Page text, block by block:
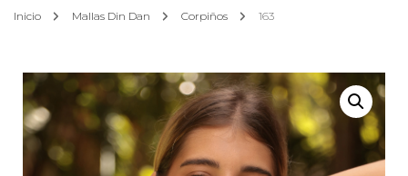
Inicio Mallas Din Dan Corpiños 163